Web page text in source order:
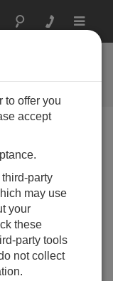
Toggle
クイック
to offer you
accept
party
may use
your
these
party tools
not collect